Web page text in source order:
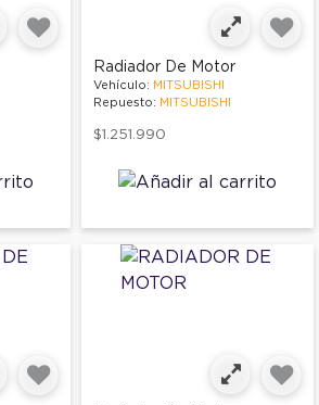
Radiador De Motor
Vehículo: MITSUBISHI
Repuesto: MITSUBISHI
$1.251.990